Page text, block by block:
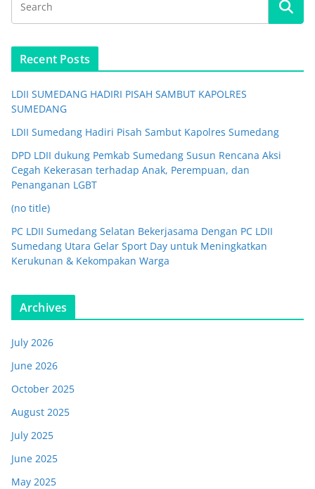
Recent Posts
LDII SUMEDANG HADIRI PISAH SAMBUT KAPOLRES
SUMEDANG
LDII Sumedang Hadiri Pisah Sambut Kapolres Sumedang
DPD LDII dukung Pemkab Sumedang Susun Rencana Aksi
Cegah Kekerasan terhadap Anak, Perempuan, dan
Penanganan LGBT
(no title)
PC LDII Sumedang Selatan Bekerjasama Dengan PC LDII
Sumedang Utara Gelar Sport Day untuk Meningkatkan
Kerukunan & Kekompakan Warga
Archives
July 2026
June 2026
October 2025
August 2025
July 2025
June 2025
May 2025